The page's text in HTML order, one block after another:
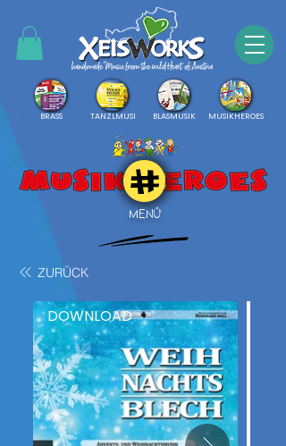
BRASS TANZLMUSI BLASMUSIK MUSIKHEROES
MENÜ
ZURÜCK
DOWNLOAD